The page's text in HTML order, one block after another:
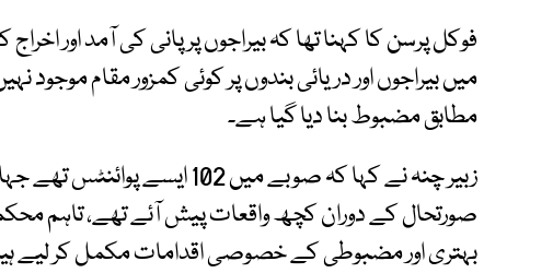
فوکل پرسن کا کہنا تھا کہ بیراجوں پر پانی کی آمد اور
میں بیراجوں اور دریائی بندوں پر کوئی کمزور مقام
مطابق مضبوط بنا دیا گیا ہے۔
زبیر چنہ نے کہا کہ صوبے میں 102
بہتری اور مضبوطی کے خصوصی اقدامات مکمل کر لیے